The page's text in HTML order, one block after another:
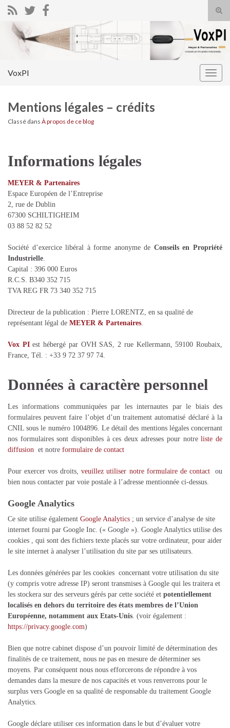
Search for:
VoxPI
Mentions légales – crédits
Classé dans À propos de ce blog
Informations légales
MEYER & Partenaires
Espace Européen de l’Entreprise
2, rue de Dublin
67300 SCHILTIGHEIM
03 88 52 82 52
Société d’exercice libéral à forme anonyme de Conseils en Propriété
Industrielle
Capital : 396 000 Euros
R.C.S. B340 352 715
TVA REG FR 73 340 352 715
Directeur de la publication : Pierre LORENTZ, en sa qualité de
représentant légal de MEYER & Partenaires
Vox PIest hébergé par OVH SAS, 2 rue Kellermann, 59100 Roubaix,
France, Tél. : +33 9 72 37 97 74.
Données à caractère personnel
Les informations communiquées par les internautes par le biais des
formulaires peuvent faire l’objet d’un traitement automatisé déclaré à la
CNIL sous le numéro 1004896. Le détail des mentions légales concernant
nos formulaires sont disponibles à ces deux adresses pour notreliste de
diffusion et notre formulaire de contact
Pour exercer vos droits,veuillez utiliser notre formulaire de contactou
bien nous contacter par voie postale à l’adresse mentionnée ci-dessus.
Google Analytics
Ce site utilise également Google Analytics ; un service d’analyse de site
internet fourni par Google Inc. (« Google »). Google Analytics utilise des
cookies , qui sont des fichiers texte placés sur votre ordinateur, pour aider
le site internet à analyser l’utilisation du site par ses utilisateurs.
Les données générées par les cookies concernant votre utilisation du site
(y compris votre adresse IP) seront transmises à Google qui les traitera et
les stockera sur des serveurs gérés par cette société et potentiellement
localisés en dehors du territoire des états membres de l’Union
Européenne, notamment aux Etats-Unis . (voir également :
https://privacy.google.com)
Bien que notre cabinet dispose d’un pouvoir limité de détermination des
finalités de ce traitement, nous ne pas en mesure de déterminer ses
moyens. Par conséquent nous nous efforcerons de répondre à vos
demandes dans la mesure de nos capacités et vous renverrons pour le
surplus vers Google en sa qualité de responsable du traitement Google
Analytics.
Google déclare utiliser ces information dans le but d’évaluer votre